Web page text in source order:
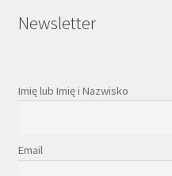
Newsletter
Imię lub Imię i Nazwisko
Email